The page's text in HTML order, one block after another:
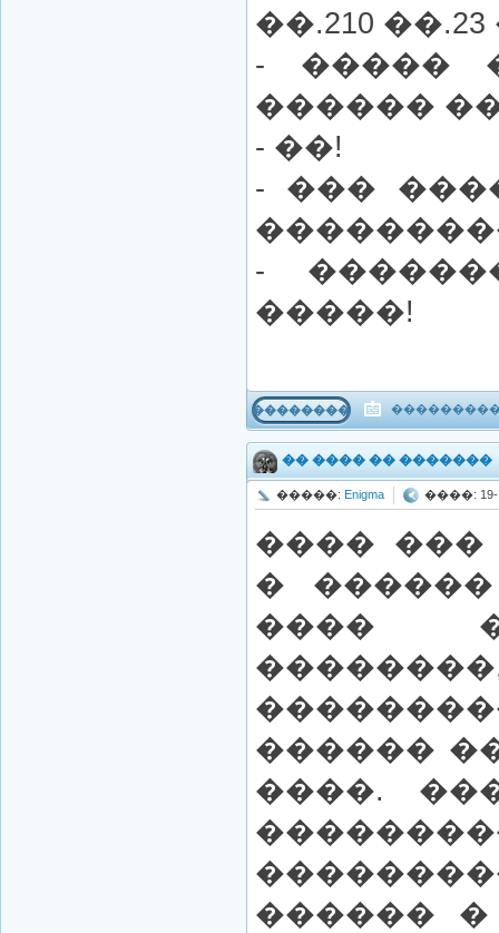
��.210
- �����
������
- ��!
- ���
-
�����!
���������
�� ���� �� �������
�����: Enigma ����: 19-
���� ���
�
����
������
����.
������ �